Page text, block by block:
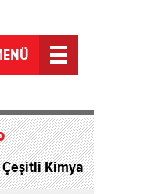
Kimya